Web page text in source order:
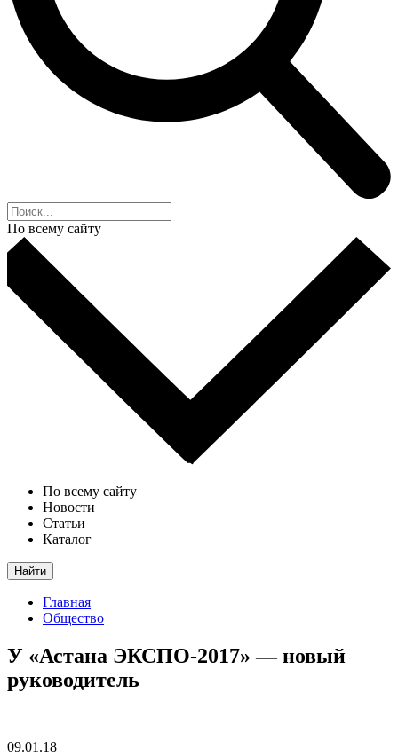
По всему сайту
По всему сайту
Новости
Статьи
Каталог
Найти
Главная
Общество
У «Астана ЭКСПО-2017» — новый
руководитель
09.01.18